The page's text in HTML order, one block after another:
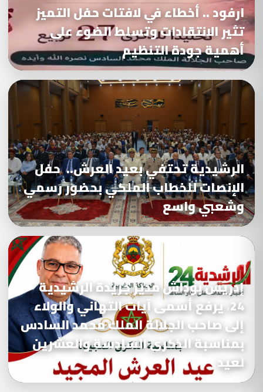
ارفود .. أخطاء في لافتات حفل التميز
تثير الانتقادات وتسلط الضوء على
أهمية جودة التنظيم
الرشيدية تحتفي بعيد العرش.. حفل
الإنصات للخطاب الملكي بحضور رسمي
وشعبي واسع
إدريس بوداش مدير جريدة الرشيدية
24، يرفع أسمى آيات التهاني والولاء
إلى صاحب الجلالة الملك محمد السادس
بمناسبة الذكرى السادسة والعشرين
لعيد